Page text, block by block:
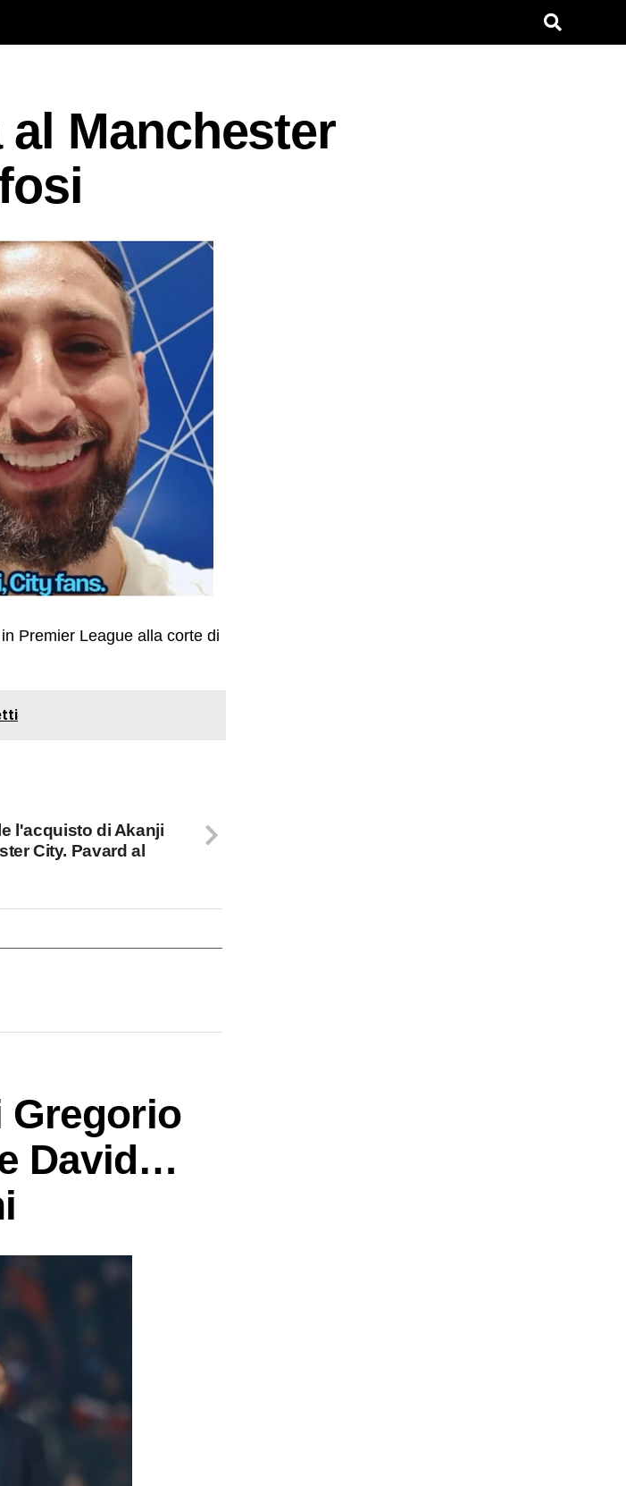
Manchester
Premier League alla corte di
l'acquisto di Akanji
City. Pavard al
Gregorio
David…